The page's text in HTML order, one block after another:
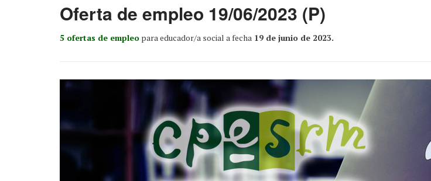
Oferta de empleo 19/06/2023 (P)
5 ofertas de empleo para educador/a social a fecha 19 de junio de 2023.